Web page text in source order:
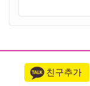
친구추가